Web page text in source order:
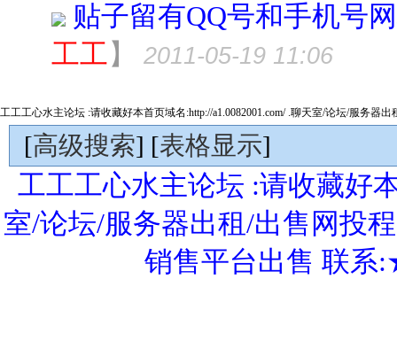
贴子留有QQ号和手机号
工工 】 2011-05-19 11:06
工工工心水主论坛 :请收藏好本首页域名:http://a1.0082001.com/ .聊天室/论坛/服务器
[高级搜索] [表格显示]
工工工心水主论坛 :请收藏好
室/论坛/服务器出租/出售网投
销售平台出售 联系